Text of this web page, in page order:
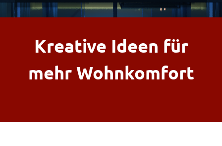
Smart Home
Kreative Ideen für
mehr Wohnkomfort